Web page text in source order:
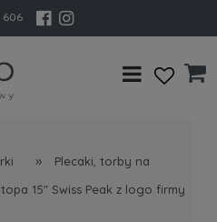
606
»
Plecaki, torby na
15″ Swiss Peak z logo firmy